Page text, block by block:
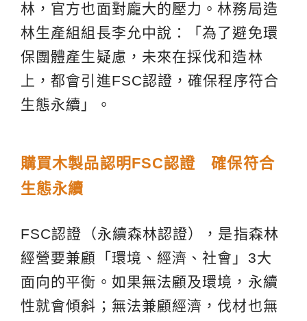
林，官方也面對龐大的壓力。林務局造
林生產組組長李允中說：「為了避免環
保團體產生疑慮，未來在採伐和造林
上，都會引進FSC認證，確保程序符合
生態永續」。
購買木製品認明FSC認證 確保符合
生態永續
FSC認證（永續森林認證），是指森林
經營要兼顧「環境、經濟、社會」3大
面向的平衡。如果無法顧及環境，永續
性就會傾斜；無法兼顧經濟，伐材也無